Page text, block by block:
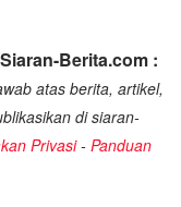
Berita.com :
atas berita, artikel,
di siaran-
Privasi- Panduan